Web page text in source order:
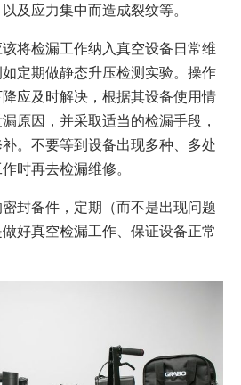
及应力集中而造成裂纹等。
将检漏工作纳入真空设备日常维
定期做静态升压检测实验。操作
应及时解决，根据其设备使用情
原因，并采取适当的检漏手段，
。不要等到设备出现多种、多处
时再去检漏维修。
封备件，定期（而不是出现问题
好真空检漏工作、保证设备正常